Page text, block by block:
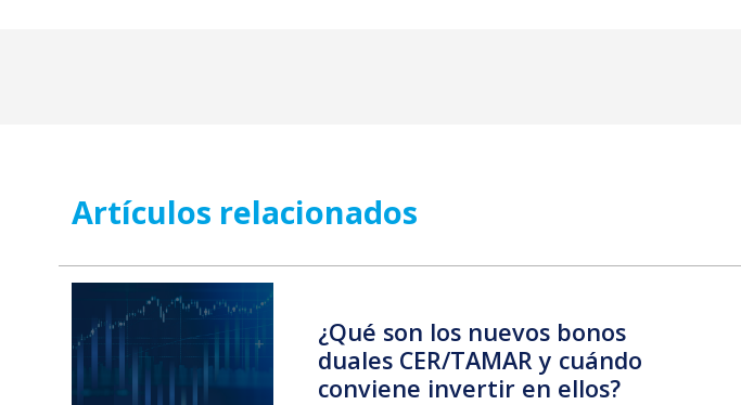
Artículos relacionados
¿Qué son los nuevos bonos
duales CER/TAMAR y cuándo
conviene invertir en ellos?